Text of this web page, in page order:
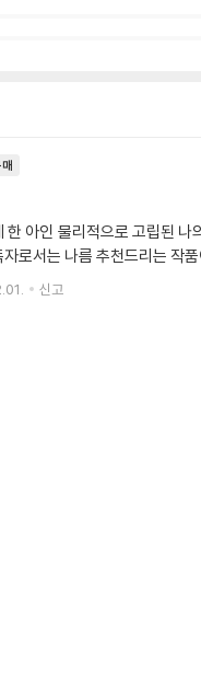
한 아인 물리적으로 고립된
로서는 나름 추천드리는 작
신고